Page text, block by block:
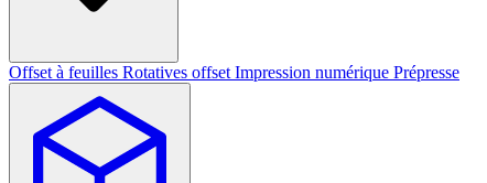
Offset à feuilles Rotatives offset Impression numérique Prépresse